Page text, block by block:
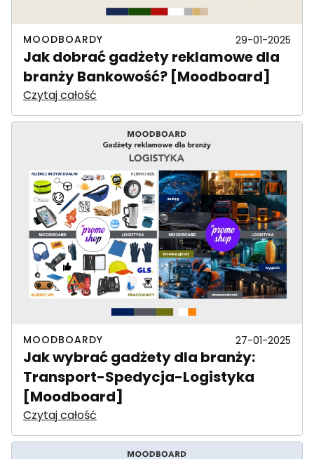
MOODBOARDY 29-01-2025
Jak dobrać gadżety reklamowe dla
branży Bankowość? [Moodboard]
Czytaj całość
MOODBOARDY 27-01-2025
Jak wybrać gadżety dla branży:
Transport-Spedycja-Logistyka
[Moodboard]
Czytaj całość